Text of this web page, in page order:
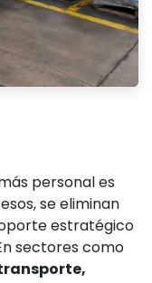
personal es
se eliminan
estratégico
sectores como